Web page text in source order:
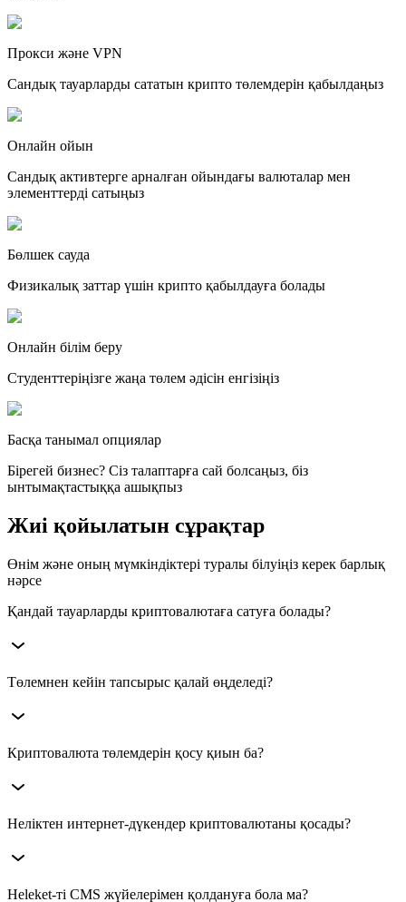
Прокси және VPN
Сандық тауарларды сататын крипто төлемдерін қабылдаңыз
Онлайн ойын
Сандық активтерге арналған ойындағы валюталар мен
элементтерді сатыңыз
Бөлшек сауда
Физикалық заттар үшін крипто қабылдауға болады
Онлайн білім беру
Студенттеріңізге жаңа төлем әдісін енгізіңіз
Басқа танымал опциялар
Бірегей бизнес? Сіз талаптарға сай болсаңыз, біз
ынтымақтастыққа ашықпыз
Жиі қойылатын сұрақтар
Өнім және оның мүмкіндіктері туралы білуіңіз керек барлық
нәрсе
Қандай тауарларды криптовалютаға сатуға болады?
Heleket арқылы физикалық тауарлар, цифрлық өнімдер,
және басқа да тауарлар мен қызметтер үшін төлем қабылдауға
Төлемнен кейін тапсырыс қалай өңделеді?
Транзакция расталғаннан кейін Heleket дүкенге төлемнің сәтті
статусын жаңартуға және өңдеуді бастауға мүмкіндік береді.
Криптовалюта төлемдерін қосу қиын ба?
Жоқ. Көптеген жобалар қысқа интеграция баптауларынан
Неліктен интернет-дүкендер криптовалютаны қосады?
Бұл жаңа аудиторияны қамтуға, халықаралық клиенттер үшін
Heleket-ті CMS жүйелерімен қолдануға бола ма?